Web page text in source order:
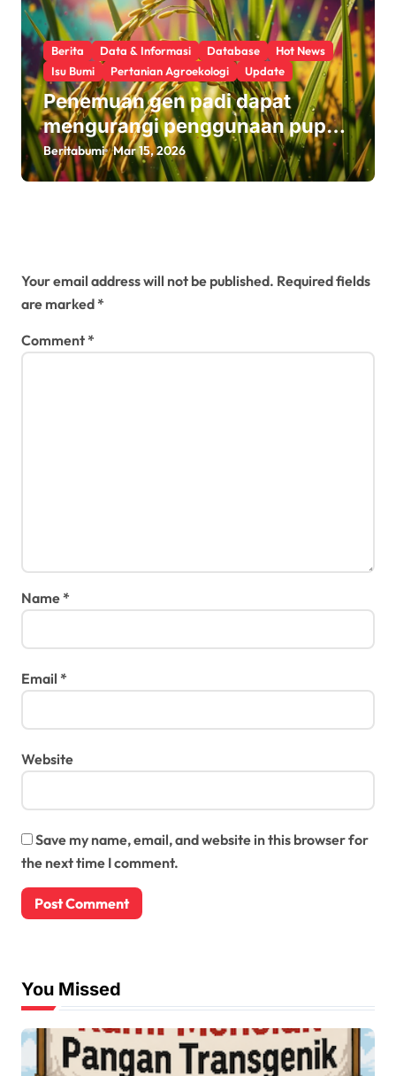
Berita Data & Informasi Database
Hot News
Isu Bumi
Pertanian Agroekologi Update
Penemuan gen padi dapat
mengurangi penggunaan pupuk
sekaligus melindungi hasil
panen
Beritabumi Mar 15, 2026
Your email address will not be published. Required fields
are marked*
Comment*
Name*
Email *
Website
Save my name, email, and website in this browser for
the next time I comment.
You Missed